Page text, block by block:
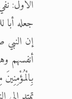
الأول:
جعله أبا
إن النبي
أنفسهم